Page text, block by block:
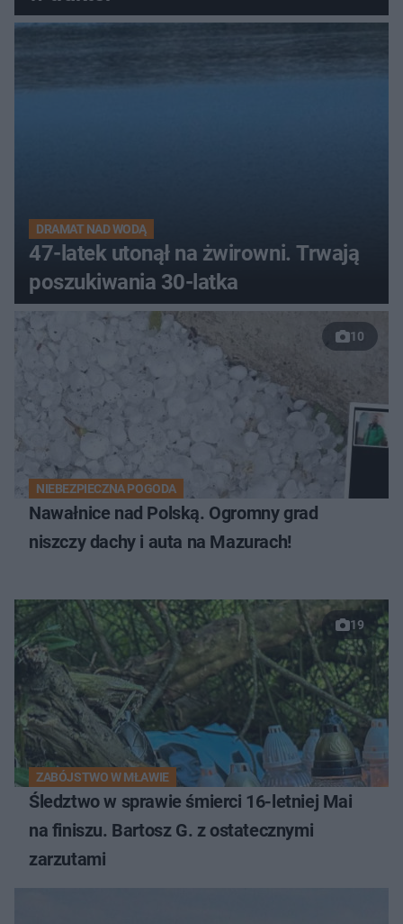
DRAMAT NAD WODĄ
47-latek utonął na żwirowni. Trwają
poszukiwania 30-latka
10
NIEBEZPIECZNA POGODA
Nawałnice nad Polską. Ogromny grad
niszczy dachy i auta na Mazurach!
19
ZABÓJSTWO W MŁAWIE
Śledztwo w sprawie śmierci 16-letniej Mai
na finiszu. Bartosz G. z ostatecznymi
zarzutami